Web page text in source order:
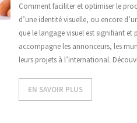
Comment faciliter et optimiser le
d’une identité visuelle, ou encore
que le langage visuel est signifiant et
accompagne les annonceurs, les
leurs projets à l’international.
EN SAVOIR PLUS